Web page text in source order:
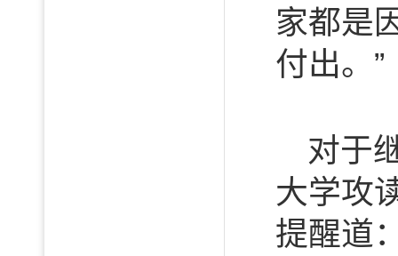
家都是
付出。”
对于
大学攻
提醒道